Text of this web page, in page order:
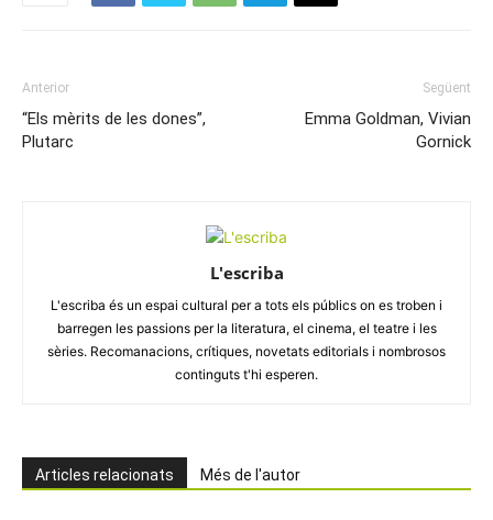
Anterior
“Els mèrits de les dones”,
Plutarc
Següent
Emma Goldman, Vivian
Gornick
L'escriba
L'escriba és un espai cultural per a tots els públics on es troben i
barregen les passions per la literatura, el cinema, el teatre i les
sèries. Recomanacions, crítiques, novetats editorials i nombrosos
continguts t'hi esperen.
Articles relacionats Més de l'autor